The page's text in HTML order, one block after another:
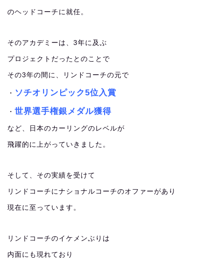
のヘッドコーチに就任。
そのアカデミーは、3年に及ぶ
プロジェクトだったとのことで
その3年の間に、リンドコーチの元で
・ ソチオリンピック5位入賞
・ 世界選手権銀メダル獲得
など、日本のカーリングのレベルが
飛躍的に上がっていきました。
そして、その実績を受けて
リンドコーチにナショナルコーチのオファーがあり
現在に至っています。
リンドコーチのイケメンぶりは
内面にも現れており